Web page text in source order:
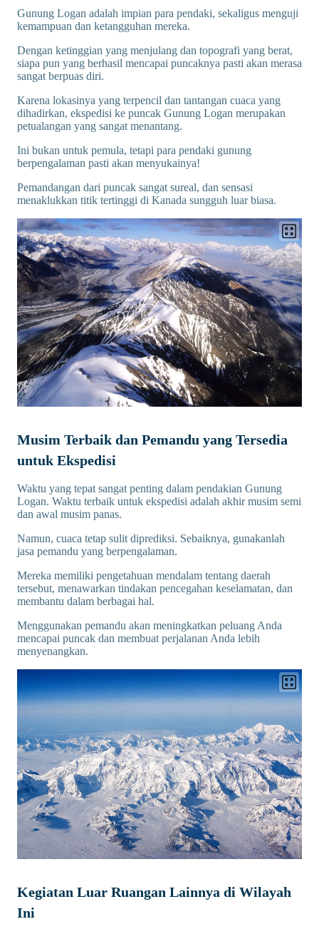
Gunung Logan adalah impian para pendaki, sekaligus menguji
kemampuan dan ketangguhan mereka.
Dengan ketinggian yang menjulang dan topografi yang berat,
siapa pun yang berhasil mencapai puncaknya pasti akan merasa
sangat berpuas diri.
Karena lokasinya yang terpencil dan tantangan cuaca yang
dihadirkan, ekspedisi ke puncak Gunung Logan merupakan
petualangan yang sangat menantang.
Ini bukan untuk pemula, tetapi para pendaki gunung
berpengalaman pasti akan menyukainya!
Pemandangan dari puncak sangat sureal, dan sensasi
menaklukkan titik tertinggi di Kanada sungguh luar biasa.
Musim Terbaik dan Pemandu yang Tersedia
untuk Ekspedisi
Waktu yang tepat sangat penting dalam pendakian Gunung
Logan. Waktu terbaik untuk ekspedisi adalah akhir musim semi
dan awal musim panas.
Namun, cuaca tetap sulit diprediksi. Sebaiknya, gunakanlah
jasa pemandu yang berpengalaman.
Mereka memiliki pengetahuan mendalam tentang daerah
tersebut, menawarkan tindakan pencegahan keselamatan, dan
membantu dalam berbagai hal.
Menggunakan pemandu akan meningkatkan peluang Anda
mencapai puncak dan membuat perjalanan Anda lebih
menyenangkan.
Kegiatan Luar Ruangan Lainnya di Wilayah
Ini